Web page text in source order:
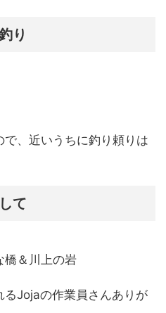
り
、近いうちに釣り頼りは
て
橋＆川上の岩
るJojaの作業員さんありが